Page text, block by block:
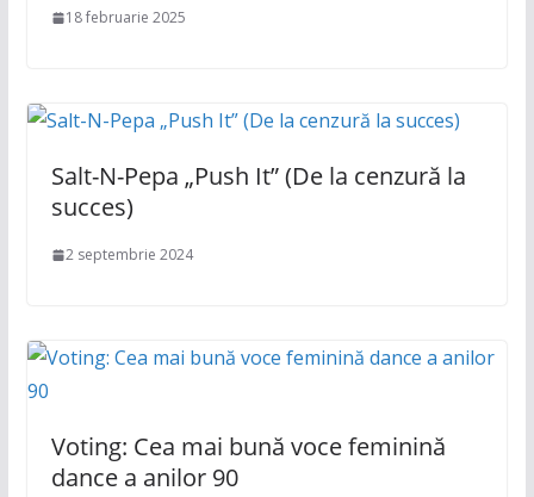
18 februarie 2025
Salt-N-Pepa „Push It” (De la cenzură la
succes)
2 septembrie 2024
Voting: Cea mai bună voce feminină
dance a anilor 90